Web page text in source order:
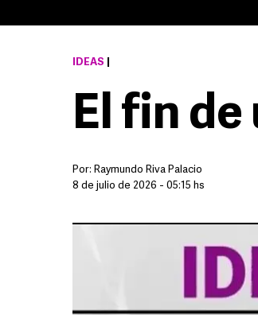
IDEAS
El fin de
Por: Raymundo Riva Palacio
8 de julio de 2026 - 05:15 hs